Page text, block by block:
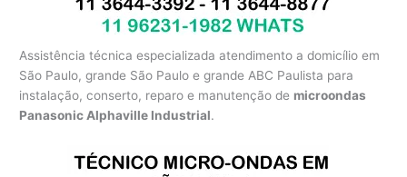
Assistência técnica especializada atendimento a domicílio em
São Paulo, grande São Paulo e grande ABC Paulista para
instalação, conserto, reparo e manutenção de microondas
Panasonic Alphaville Industrial.